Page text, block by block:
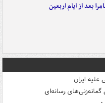
بعد از ایام اربعین
علیه ایران
گمانه‌زنی‌های رسانه‌ای